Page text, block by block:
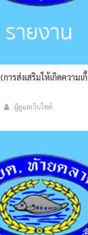
ารส่งเสริมให้เกิดความเ
ผู้ดูแลเว็บไซต์